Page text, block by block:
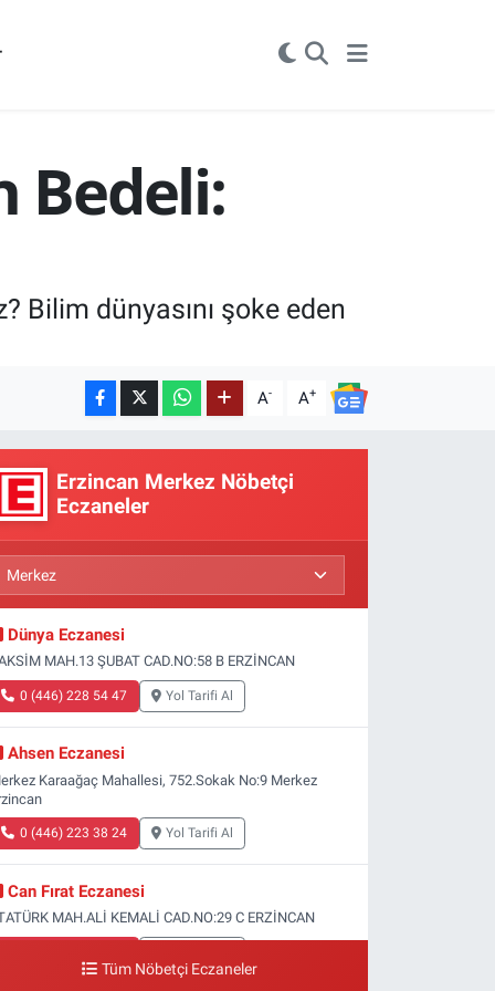
Bedeli:
Bilim dünyasını şoke eden
A- A+
Erzincan Merkez Nöbetçi
Eczaneler
Dünya Eczanesi
MAH.13 ŞUBAT CAD.NO:58 B ERZİNCAN
0 (446) 228 54 47 Yol Tarifi Al
Ahsen Eczanesi
Karaağaç Mahallesi, 752.Sokak No:9 Merkez
0 (446) 223 38 24 Yol Tarifi Al
Can Fırat Eczanesi
MAH.ALİ KEMALİ CAD.NO:29 C ERZİNCAN
Tüm Nöbetçi Eczaneler